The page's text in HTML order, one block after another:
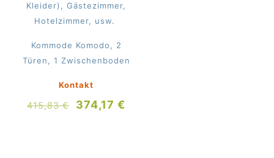
Kleider), Gästezimmer,
Hotelzimmer, usw.
Kommode Komodo, 2
Türen, 1 Zwischenboden
Kontakt
415,83€
Ursprünglicher
374,17€